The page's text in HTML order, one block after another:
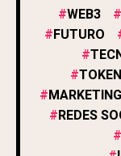
WEB3
FUTURO
MARKETING
REDES